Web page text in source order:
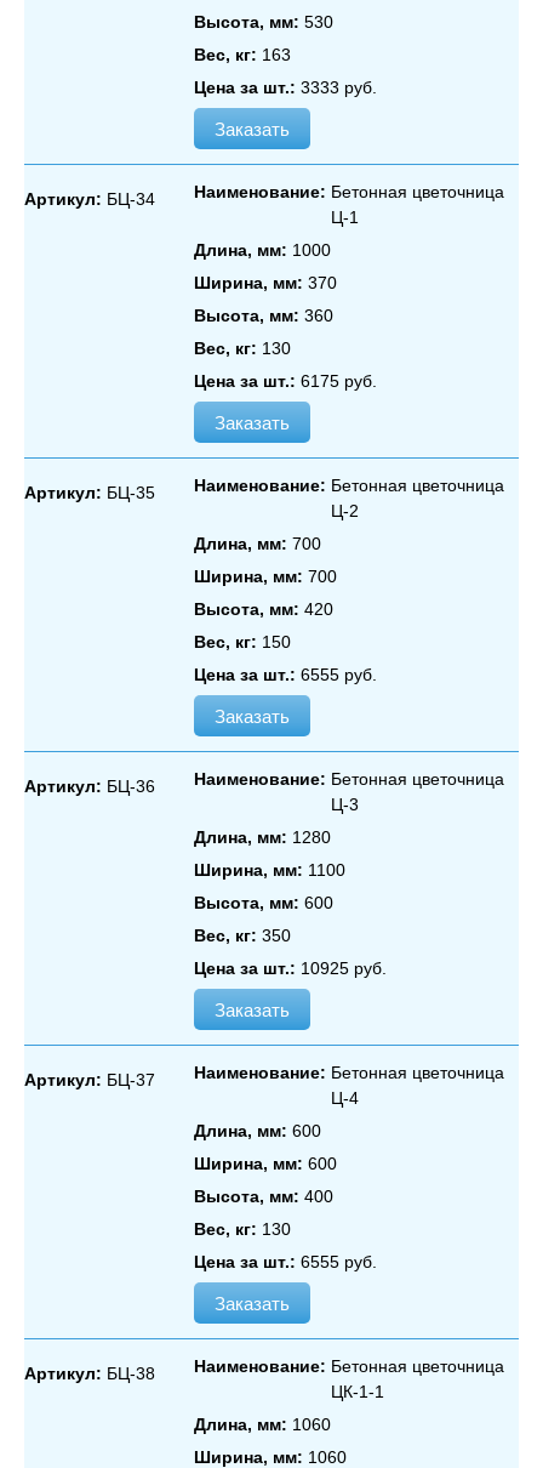
Высота, мм: 530
Вес, кг: 163
Цена за шт.: 3333 руб.
Заказать
Артикул: БЦ-34 Наименование: Бетонная цветочница
Ц‑1
Длина, мм: 1000
Ширина, мм: 370
Высота, мм: 360
Вес, кг: 130
Цена за шт.: 6175 руб.
Заказать
Артикул: БЦ-35 Наименование: Бетонная цветочница
Ц‑2
Длина, мм: 700
Ширина, мм: 700
Высота, мм: 420
Вес, кг: 150
Цена за шт.: 6555 руб.
Заказать
Артикул: БЦ-36 Наименование: Бетонная цветочница
Ц‑3
Длина, мм: 1280
Ширина, мм: 1100
Высота, мм: 600
Вес, кг: 350
Цена за шт.: 10925 руб.
Заказать
Артикул: БЦ-37 Наименование: Бетонная цветочница
Ц‑4
Длина, мм: 600
Ширина, мм: 600
Высота, мм: 400
Вес, кг: 130
Цена за шт.: 6555 руб.
Заказать
Артикул: БЦ-38 Наименование: Бетонная цветочница
ЦК‑1‑1
Длина, мм: 1060
Ширина, мм: 1060